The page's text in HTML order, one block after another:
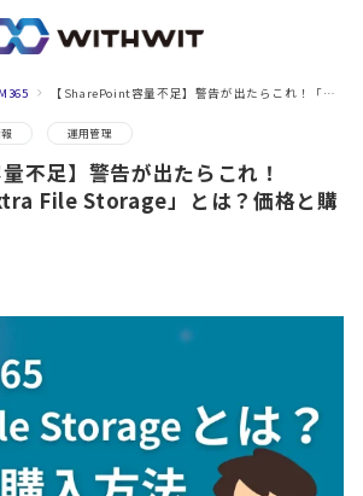
M365 【SharePoint容量不足】警告が出たらこれ！「Office 365 Extra File Storage」とは？価格と購入方法を解説
運用管理
不足】警告が出たらこれ！
File Storage」とは？価格と購